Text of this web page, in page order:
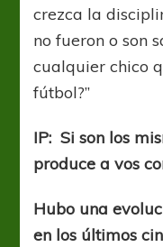
crezca la
no fueron o son
cualquier chico
fútbol?”
IP: Si son los
produce a vos
Hubo una
en los últimos